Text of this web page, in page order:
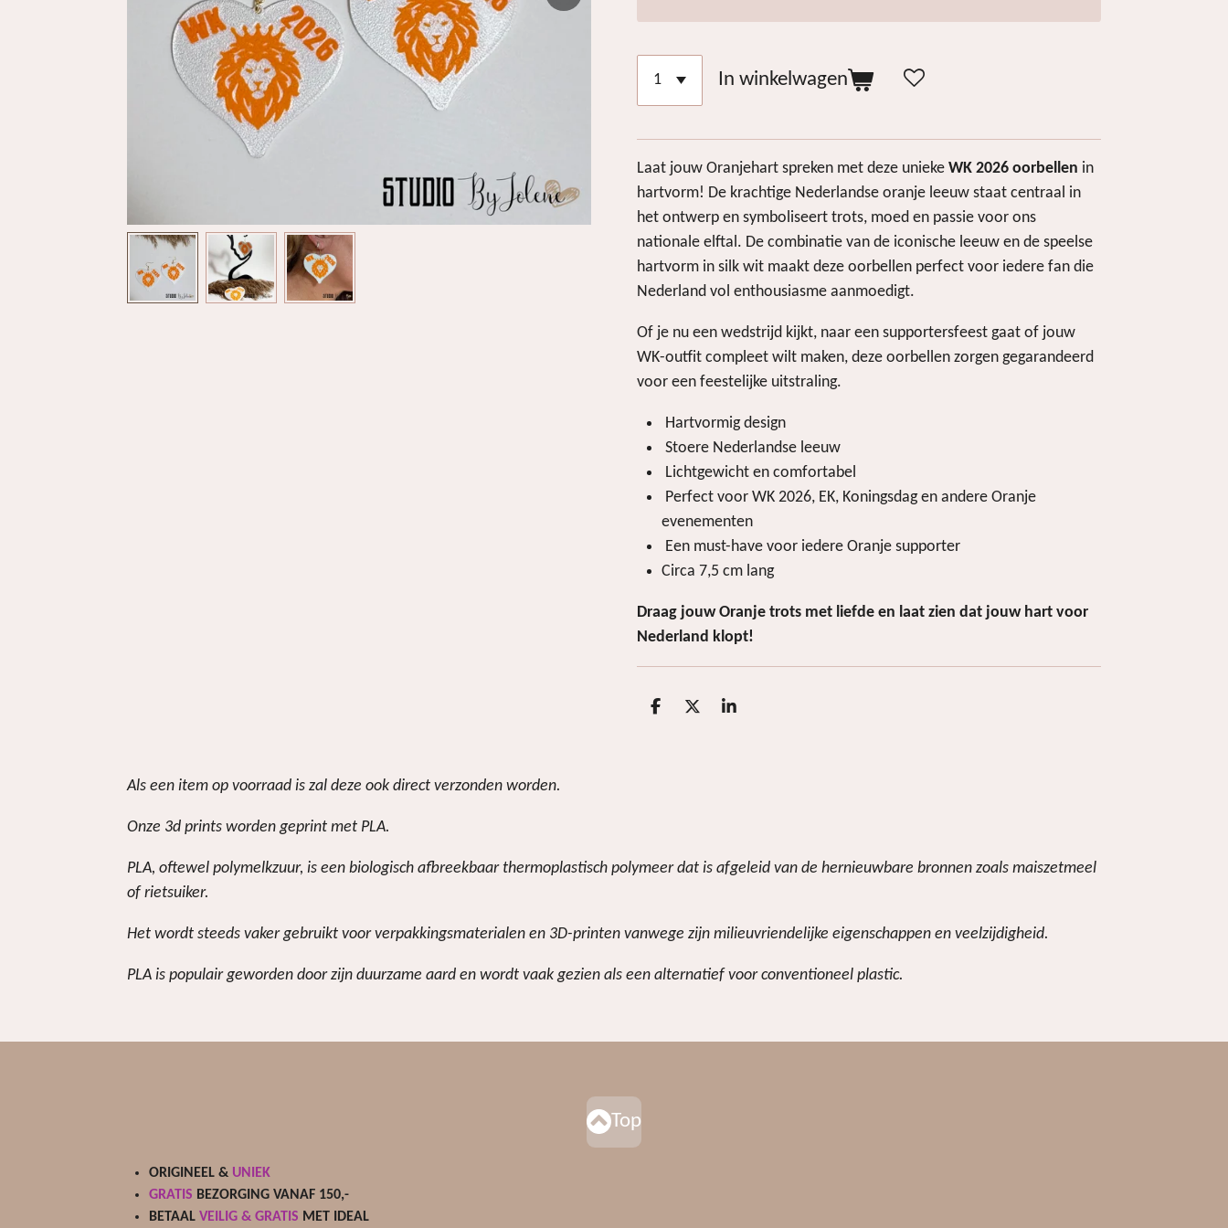
In winkelwagen
Laat jouw Oranjehart spreken met deze unieke WK 2026 oorbellen in
hartvorm! De krachtige Nederlandse oranje leeuw staat centraal in
het ontwerp en symboliseert trots, moed en passie voor ons
nationale elftal. De combinatie van de iconische leeuw en de speelse
hartvorm in silk wit maakt deze oorbellen perfect voor iedere fan die
Nederland vol enthousiasme aanmoedigt.
Of je nu een wedstrijd kijkt, naar een supportersfeest gaat of jouw
WK-outfit compleet wilt maken, deze oorbellen zorgen gegarandeerd
voor een feestelijke uitstraling.
Hartvormig design
Stoere Nederlandse leeuw
Lichtgewicht en comfortabel
Perfect voor WK 2026, EK, Koningsdag en andere Oranje
evenementen
Een must-have voor iedere Oranje supporter
Circa 7,5 cm lang
Draag jouw Oranje trots met liefde en laat zien dat jouw hart voor
Nederland klopt!
D
D
S
Als een item op voorraad is zal deze ook direct verzonden worden.
Onze 3d prints worden geprint met PLA.
PLA, oftewel polymelkzuur, is een biologisch afbreekbaar thermoplastisch polymeer dat is afgeleid van de hernieuwbare bronnen zoals maiszetmeel
of rietsuiker.
Het wordt steeds vaker gebruikt voor verpakkingsmaterialen en 3D-printen vanwege zijn milieuvriendelijke eigenschappen en veelzijdigheid.
PLA is populair geworden door zijn duurzame aard en wordt vaak gezien als een alternatief voor conventioneel plastic.
Top
ORIGINEEL & UNIEK
GRATIS BEZORGING VANAF 150,-
BETAAL VEILIG & GRATIS MET IDEAL